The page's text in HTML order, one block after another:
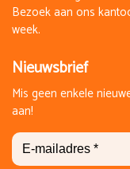
Bezoek aan ons
week.
Nieuwsbrief
Mis geen enkele
aan!